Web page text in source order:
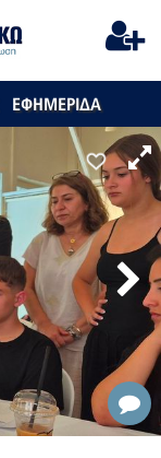
ΕΦΗΜΕΡΙΔΑ